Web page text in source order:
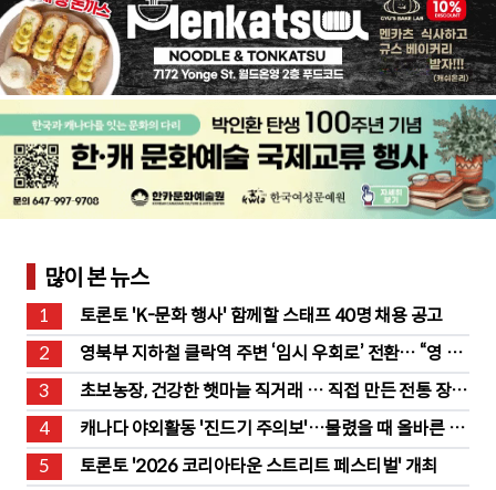
많이 본 뉴스
1
토론토 'K-문화 행사' 함께할 스태프 40명 채용 공고
2
영북부 지하철 클락역 주변 ‘임시 우회로’ 전환… “영 스
트리트 바뀐다”
3
초보농장, 건강한 햇마늘 직거래 … 직접 만든 전통 장류
도 판매
4
캐나다 야외활동 '진드기 주의보'…물렸을 때 올바른 대
처법은?
5
토론토 '2026 코리아타운 스트리트 페스티벌' 개최